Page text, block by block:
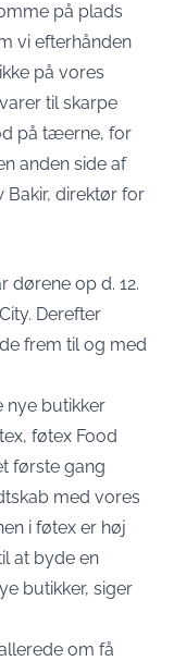
på plads
vi efterhånden
på vores
til skarpe
på tæerne, for
anden side af
Bakir, direktør for
dørene op d. 12.
Derefter
frem til og med
nye butikker
føtex Food
første gang
med vores
i føtex er høj
at byde en
butikker, siger
om få